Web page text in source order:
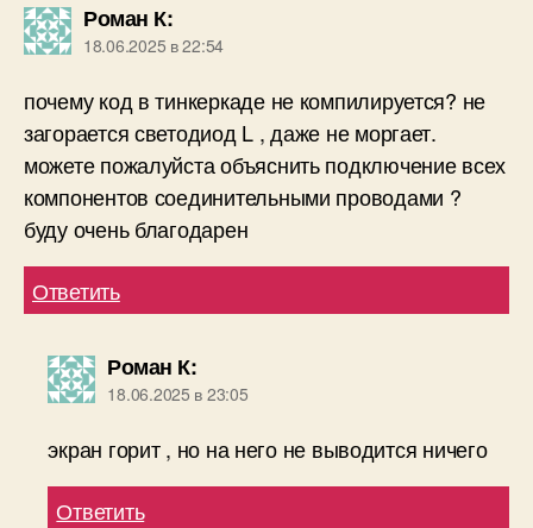
Роман К:
18.06.2025 в 22:54
почему код в тинкеркаде не компилируется? не
загорается светодиод L , даже не моргает.
можете пожалуйста объяснить подключение всех
компонентов соединительными проводами ?
буду очень благодарен
Ответить
Роман К:
18.06.2025 в 23:05
экран горит , но на него не выводится ничего
Ответить